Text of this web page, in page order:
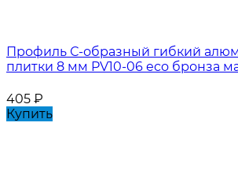
Профиль С-образный гибкий
плитки 8 мм PV10-06 eco бронза
405 ₽
Купить